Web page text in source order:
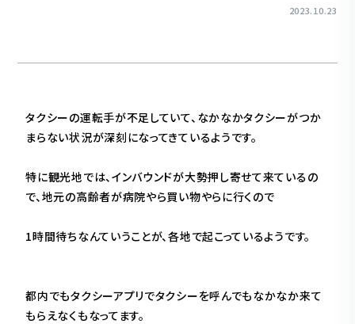
2023.10.23
タクシーの運転手が不足していて、なかなかタクシーがつか
まらない状況が深刻になってきているようです。
特に観光地では、インバウンドが大勢押し寄せて来ているの
で、地元の高齢者が病院やら買い物やらに行くので
1時間待ちなんていうことが、各地で起こっているようです。
都内でもタクシーアプリでタクシーを呼んでもなかなか来て
もらえなくもなってます。